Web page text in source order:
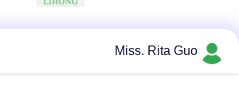
وسائل التواصل الاجتماعيMiss. Rita Guo